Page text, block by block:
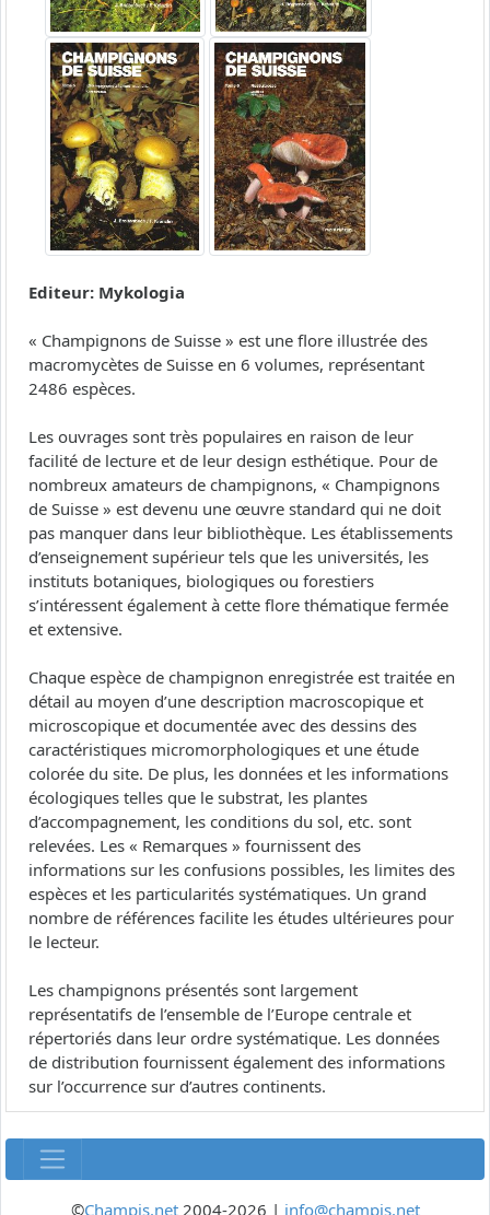
Editeur: Mykologia
« Champignons de Suisse » est une flore illustrée des
macromycètes de Suisse en 6 volumes, représentant
2486 espèces.
Les ouvrages sont très populaires en raison de leur
facilité de lecture et de leur design esthétique. Pour de
nombreux amateurs de champignons, « Champignons
de Suisse » est devenu une œuvre standard qui ne doit
pas manquer dans leur bibliothèque. Les établissements
d’enseignement supérieur tels que les universités, les
instituts botaniques, biologiques ou forestiers
s’intéressent également à cette flore thématique fermée
et extensive.
Chaque espèce de champignon enregistrée est traitée en
détail au moyen d’une description macroscopique et
microscopique et documentée avec des dessins des
caractéristiques micromorphologiques et une étude
colorée du site. De plus, les données et les informations
écologiques telles que le substrat, les plantes
d’accompagnement, les conditions du sol, etc. sont
relevées. Les « Remarques » fournissent des
informations sur les confusions possibles, les limites des
espèces et les particularités systématiques. Un grand
nombre de références facilite les études ultérieures pour
le lecteur.
Les champignons présentés sont largement
représentatifs de l’ensemble de l’Europe centrale et
répertoriés dans leur ordre systématique. Les données
de distribution fournissent également des informations
sur l’occurrence sur d’autres continents.
©Champis.net2004-2026 | info@champis.net